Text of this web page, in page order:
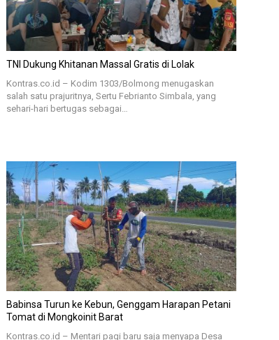
TNI Dukung Khitanan Massal Gratis di Lolak
Kontras.co.id – Kodim 1303/Bolmong menugaskan
salah satu prajuritnya, Sertu Febrianto Simbala, yang
sehari-hari bertugas sebagai…
Babinsa Turun ke Kebun, Genggam Harapan Petani
Tomat di Mongkoinit Barat
Kontras.co.id – Mentari pagi baru saja menyapa Desa